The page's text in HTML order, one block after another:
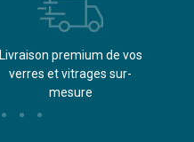
Livraison premium de vos
verres et vitrages sur-
mesure